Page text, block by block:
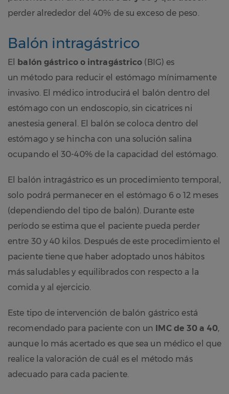
perder alrededor del 40% de su exceso de peso.
Balón intragástrico
El balón gástrico o intragástrico (BIG) es
un método para reducir el estómago mínimamente
invasivo. El médico introducirá el balón dentro del
estómago con un endoscopio, sin cicatrices ni
anestesia general. El balón se coloca dentro del
estómago y se hincha con una solución salina
ocupando el 30-40% de la capacidad del estómago.
El balón intragástrico es un procedimiento temporal,
solo podrá permanecer en el estómago 6 o 12 meses
(dependiendo del tipo de balón). Durante este
período se estima que el paciente pueda perder
entre 30 y 40 kilos. Después de este procedimiento el
paciente tiene que haber adoptado unos hábitos
más saludables y equilibrados con respecto a la
comida y al ejercicio.
Este tipo de intervención de balón gástrico está
recomendado para paciente con un IMC de 30 a 40,
aunque lo más acertado es que sea un médico el que
realice la valoración de cuál es el método más
adecuado para cada paciente.